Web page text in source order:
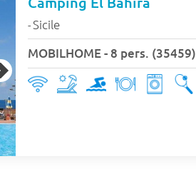
-Sicile
MOBILHOME - 8 pers. (35459)